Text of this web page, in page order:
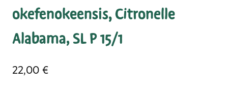
okefenokeensis, Citronelle
Alabama, SL P 15/1
22,00 €